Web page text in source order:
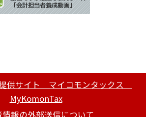
供サイト マイコモンタックス
MyKomonTax
報の外部送信について